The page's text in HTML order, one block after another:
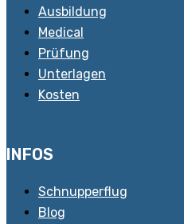
Ausbildung
Medical
Prüfung
Unterlagen
Kosten
INFOS
Schnupperflug
Blog